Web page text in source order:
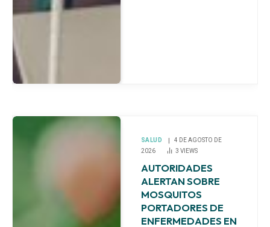
SALUD
4 DE AGOSTO DE
2026
3 VIEWS
AUTORIDADES
ALERTAN SOBRE
MOSQUITOS
PORTADORES DE
ENFERMEDADES EN